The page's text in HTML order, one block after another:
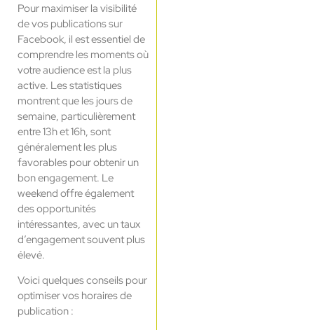
Pour maximiser la visibilité
de vos publications sur
Facebook, il est essentiel de
comprendre les moments où
votre audience est la plus
active. Les statistiques
montrent que les jours de
semaine, particulièrement
entre 13h et 16h, sont
généralement les plus
favorables pour obtenir un
bon engagement. Le
weekend offre également
des opportunités
intéressantes, avec un taux
d’engagement souvent plus
élevé.
Voici quelques conseils pour
optimiser vos horaires de
publication :